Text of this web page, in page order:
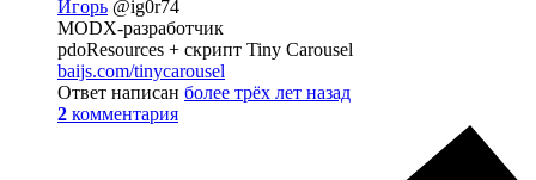
Игорь @ig0r74
MODX-разработчик
pdoResources + скрипт Tiny Carousel
baijs.com/tinycarousel
Ответ написан более трёх лет назад
2 комментария